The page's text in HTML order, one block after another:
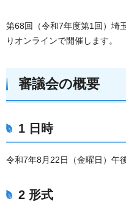
第68回（令和7年度第1回）埼
りオンラインで開催します。
審議会の概要
1 日時
令和7年8月22日（金曜日）午
2 形式